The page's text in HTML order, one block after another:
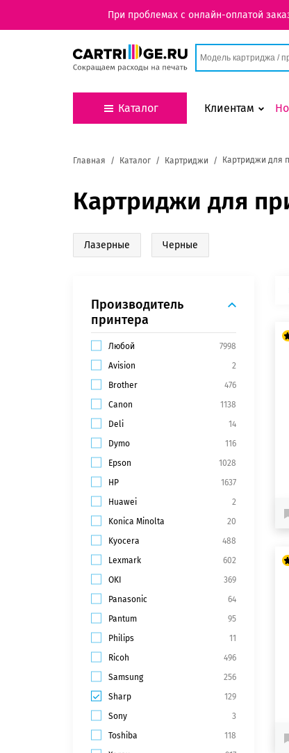
При проблемах с онлайн-оплатой
Каталог Клиентам
Главная Каталог Картриджи Картриджи для
Картриджи для
Лазерные Черные
Производитель
принтера
Любой
7998
Avision
2
Brother
476
Canon
1138
Deli
14
Dymo
116
Epson
1028
HP
1637
Huawei
2
Konica Minolta
20
Kyocera
488
Lexmark
602
OKI
369
Panasonic
64
Pantum
95
Philips
11
Ricoh
496
Samsung
256
Sharp
129
Sony
3
Toshiba
118